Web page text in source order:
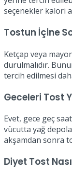
seçenekler kalori
Tostun İçine
Ketçap veya
durulmalıdır.
tercih edilmesi
Geceleri Tost
Evet, gece geç
vücutta yağ
akşamdan sonra
Diyet Tost